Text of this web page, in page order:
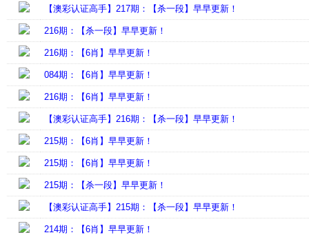
【澳彩认证高手】217期：【杀一段】早早更新！
216期：【杀一段】早早更新！
216期：【6肖】早早更新！
084期：【6肖】早早更新！
216期：【6肖】早早更新！
【澳彩认证高手】216期：【杀一段】早早更新！
215期：【6肖】早早更新！
215期：【6肖】早早更新！
215期：【杀一段】早早更新！
【澳彩认证高手】215期：【杀一段】早早更新！
214期：【6肖】早早更新！